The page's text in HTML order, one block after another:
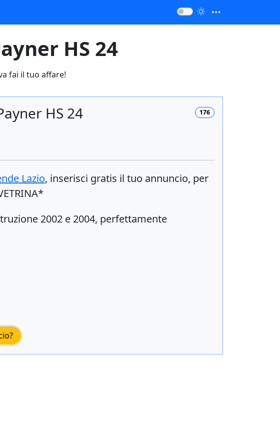
HS 24
fai il tuo affare!
176
HS 24
Lazio, inserisci gratis il tuo annuncio, per
2002 e 2004, perfettamente